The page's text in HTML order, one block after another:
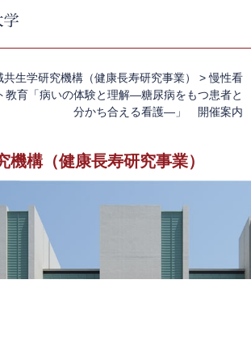
共生学研究機構（健康長寿研究事業） >慢性看
教育「病いの体験と理解―糖尿病をもつ患者と
分かち合える看護―」 開催案内
機構（健康長寿研究事業）